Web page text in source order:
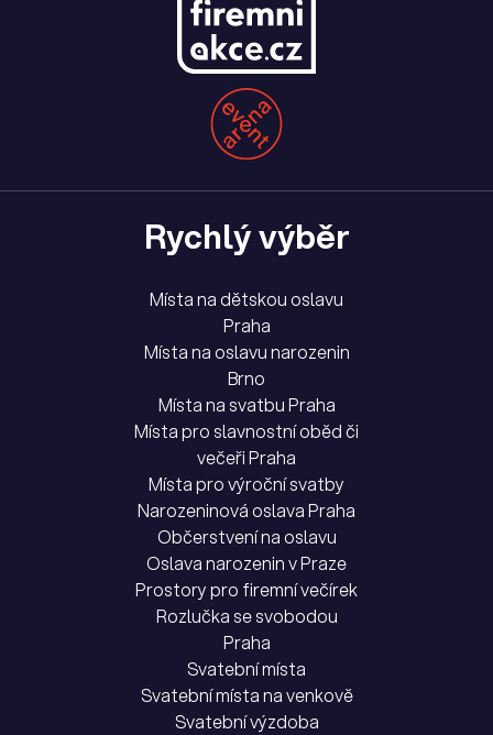
Rychlý výběr
Místa na dětskou oslavu
Praha
Místa na oslavu narozenin
Brno
Místa na svatbu Praha
Místa pro slavnostní oběd či
večeři Praha
Místa pro výroční svatby
Narozeninová oslava Praha
Občerstvení na oslavu
Oslava narozenin v Praze
Prostory pro firemní večírek
Rozlučka se svobodou
Praha
Svatební místa
Svatební místa na venkově
Svatební výzdoba